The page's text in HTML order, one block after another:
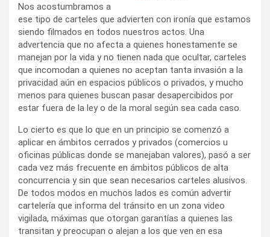
Nos acostumbramos a
ese tipo de carteles que advierten con ironía que estamos
siendo filmados en todos nuestros actos. Una
advertencia que no afecta a quienes honestamente se
manejan por la vida y no tienen nada que ocultar, carteles
que incomodan a quienes no aceptan tanta invasión a la
privacidad aún en espacios públicos o privados, y mucho
menos para quienes buscan pasar desapercibidos por
estar fuera de la ley o de la moral según sea cada caso.
Lo cierto es que lo que en un principio se comenzó a
aplicar en ámbitos cerrados y privados (comercios u
oficinas públicas donde se manejaban valores), pasó a ser
cada vez más frecuente en ámbitos públicos de alta
concurrencia y sin que sean necesarios carteles alusivos.
De todos modos en muchos lados es común advertir
cartelería que informa del tránsito en un zona video
vigilada, máximas que otorgan garantías a quienes las
transitan y preocupan o alejan a los que ven en esa